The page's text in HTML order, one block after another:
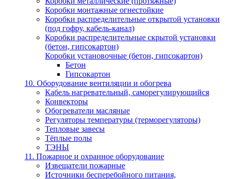
Коробки монтажные огнестойкие
Коробки распределительные открытой установки
(под гофру, кабель-канал)
Коробки распределительные скрытой установки
(бетон, гипсокартон)
Коробки установочные (бетон, гипсокартон)
Бетон
Гипсокартон
10. Оборудование вентиляции и обогрева
Кабель нагревательный, саморегулирующийся
Конвекторы
Обогреватели масляные
Регуляторы температуры (терморегуляторы)
Тепловые завесы
Тёплые полы
ТЭНЫ
11. Пожарное и охранное оборудование
Извещатели пожарные
Источники бесперебойного питания,